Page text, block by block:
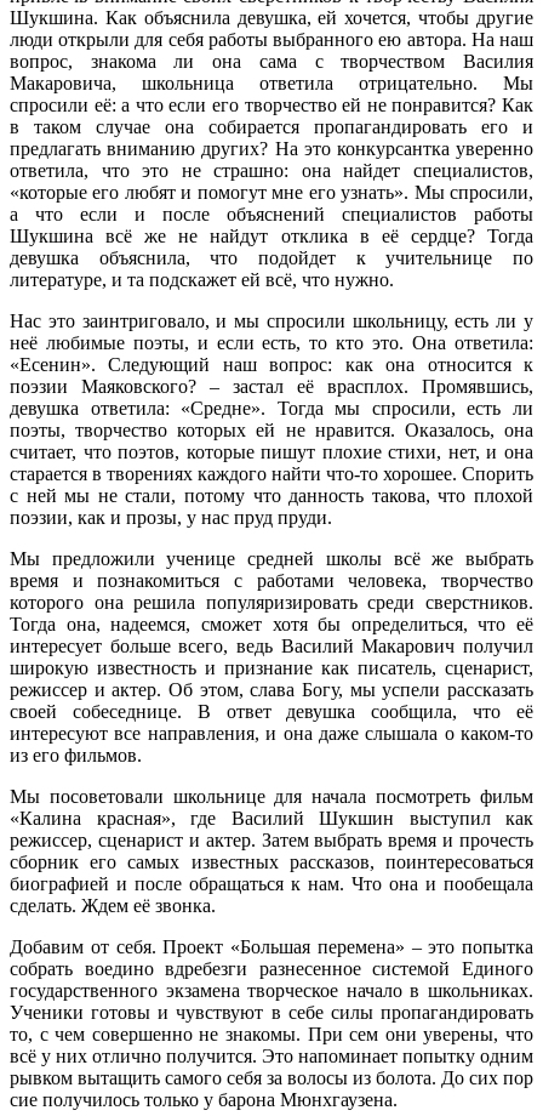
Шукшина. Как объяснила девушка, ей хочется, чтобы другие
люди открыли для себя работы выбранного ею автора. На наш
вопрос, знакома ли она сама с творчеством Василия
Макаровича, школьница ответила отрицательно. Мы
спросили её: а что если его творчество ей не понравится? Как
в таком случае она собирается пропагандировать его и
предлагать вниманию других? На это конкурсантка уверенно
ответила, что это не страшно: она найдет специалистов,
«которые его любят и помогут мне его узнать». Мы спросили,
а что если и после объяснений специалистов работы
Шукшина всё же не найдут отклика в её сердце? Тогда
девушка объяснила, что подойдет к учительнице по
литературе, и та подскажет ей всё, что нужно.
Нас это заинтриговало, и мы спросили школьницу, есть ли у
неё любимые поэты, и если есть, то кто это. Она ответила:
«Есенин». Следующий наш вопрос: как она относится к
поэзии Маяковского? – застал её врасплох. Промявшись,
девушка ответила: «Средне». Тогда мы спросили, есть ли
поэты, творчество которых ей не нравится. Оказалось, она
считает, что поэтов, которые пишут плохие стихи, нет, и она
старается в творениях каждого найти что-то хорошее. Спорить
с ней мы не стали, потому что данность такова, что плохой
поэзии, как и прозы, у нас пруд пруди.
Мы предложили ученице средней школы всё же выбрать
время и познакомиться с работами человека, творчество
которого она решила популяризировать среди сверстников.
Тогда она, надеемся, сможет хотя бы определиться, что её
интересует больше всего, ведь Василий Макарович получил
широкую известность и признание как писатель, сценарист,
режиссер и актер. Об этом, слава Богу, мы успели рассказать
своей собеседнице. В ответ девушка сообщила, что её
интересуют все направления, и она даже слышала о каком-то
из его фильмов.
Мы посоветовали школьнице для начала посмотреть фильм
«Калина красная», где Василий Шукшин выступил как
режиссер, сценарист и актер. Затем выбрать время и прочесть
сборник его самых известных рассказов, поинтересоваться
биографией и после обращаться к нам. Что она и пообещала
сделать. Ждем её звонка.
Добавим от себя. Проект «Большая перемена» – это попытка
собрать воедино вдребезги разнесенное системой Единого
государственного экзамена творческое начало в школьниках.
Ученики готовы и чувствуют в себе силы пропагандировать
то, с чем совершенно не знакомы. При сем они уверены, что
всё у них отлично получится. Это напоминает попытку одним
рывком вытащить самого себя за волосы из болота. До сих пор
сие получилось только у барона Мюнхгаузена.